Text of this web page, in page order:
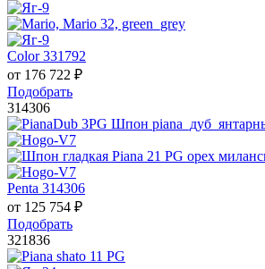
Color 331792
от 176 722 ₽
Подобрать
314306
Penta 314306
от 125 754 ₽
Подобрать
321836